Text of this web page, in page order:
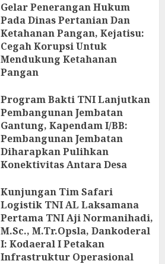
Gelar Penerangan Hukum
Pada Dinas Pertanian Dan
Ketahanan Pangan, Kejatisu:
Cegah Korupsi Untuk
Mendukung Ketahanan
Pangan
Program Bakti TNI Lanjutkan
Pembangunan Jembatan
Gantung, Kapendam I/BB:
Pembangunan Jembatan
Diharapkan Pulihkan
Konektivitas Antara Desa
Kunjungan Tim Safari
Logistik TNI AL Laksamana
Pertama TNI Aji Normanihadi,
M.Sc., M.Tr.Opsla, Dankoderal
I: Kodaeral I Petakan
Infrastruktur Operasional